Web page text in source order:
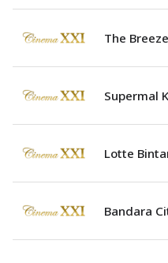
The
Supermal
Lotte
Bandara